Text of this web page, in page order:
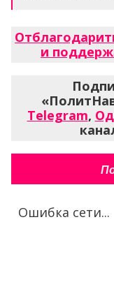
и
Telegram,
Ошибка сети...